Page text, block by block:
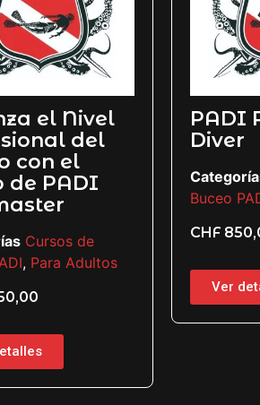
el Nivel
del
con el
de PADI
Cursos de
, Para Adultos
PADI
Diver
Buceo
CHF
Ver